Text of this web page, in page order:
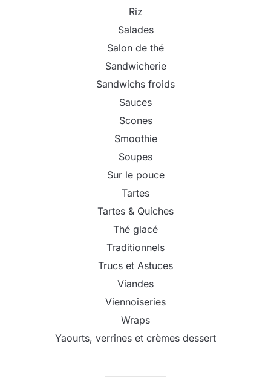
Riz
Salades
Salon de thé
Sandwicherie
Sandwichs froids
Sauces
Scones
Smoothie
Soupes
Sur le pouce
Tartes
Tartes & Quiches
Thé glacé
Traditionnels
Trucs et Astuces
Viandes
Viennoiseries
Wraps
Yaourts, verrines et crèmes dessert